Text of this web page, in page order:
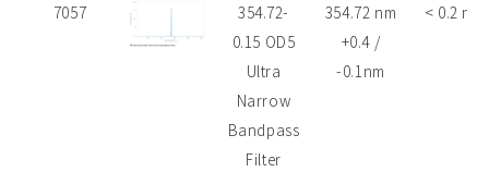
7057
354.72-
0.15 OD5
Ultra
Narrow
Bandpass
Filter
354.72 nm
+0.4 /
-0.1nm
< 0.2